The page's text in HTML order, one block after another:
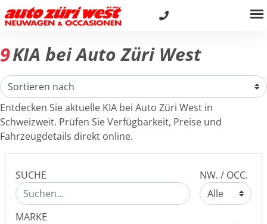
9KIA bei Auto Züri West
Entdecken Sie aktuelle KIA bei Auto Züri West in
Schweizweit. Prüfen Sie Verfügbarkeit, Preise und
Fahrzeugdetails direkt online.
SUCHE NW. / OCC.
MARKE